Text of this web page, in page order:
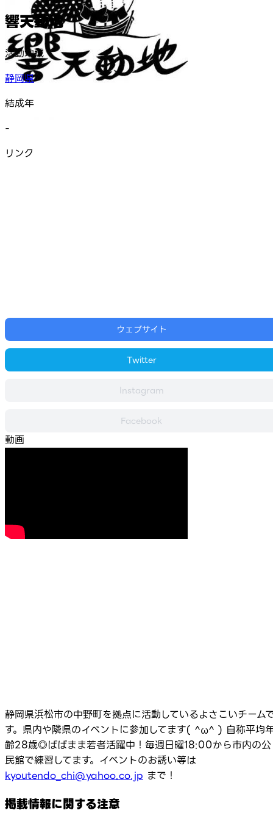
響天動地
活動地域
静岡県
結成年
-
リンク
ウェブサイト
Twitter
Instagram
Facebook
動画
静岡県浜松市の中野町を拠点に活動しているよさこいチーム
す。県内や隣県のイベントに参加してます( ^ω^ ) 自称平均
齢28歳◎ぱぱまま若者活躍中！毎週日曜18:00から市内の公
民館で練習してます。イベントのお誘い等は
kyoutendo_chi@yahoo.co.jp まで！
掲載情報に関する注意